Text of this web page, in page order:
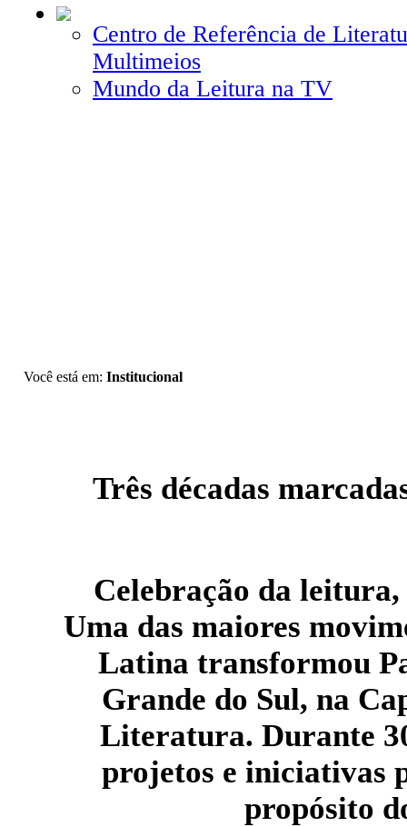
Centro de Referência de
Multimeios
Mundo da Leitura na TV
Você está em: Institucional
Três décadas
Celebração da
Uma das maiores
Latina transformou
Grande do Sul, na
Literatura. Durante
projetos e iniciativas
propósito